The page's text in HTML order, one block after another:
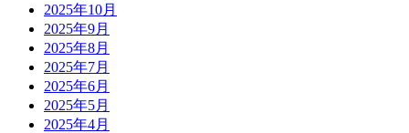
2025年10月
2025年9月
2025年8月
2025年7月
2025年6月
2025年5月
2025年4月